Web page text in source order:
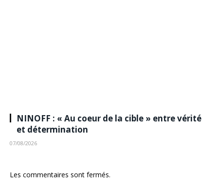
NINOFF : « Au coeur de la cible » entre vérité
et détermination
07/08/2026
Les commentaires sont fermés.